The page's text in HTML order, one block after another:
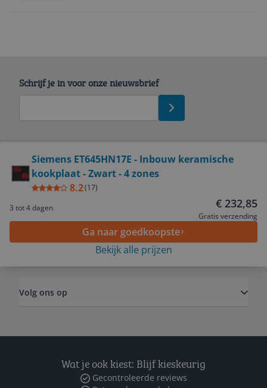
Siemens ET645HN17E - Inbouw keramische
kookplaat - Zwart - 4 zones
8.2(17)
3 tot 4 dagen
€ 232,85
Gratis verzending
Ga naar goedkoopste
Bekijk alle prijzen
Schrijf je in voor onze nieuwsbrief
Service
Algemeen
Volg ons op
Wat je ook kiest: Blijf kieskeurig
Gecontroleerde reviews